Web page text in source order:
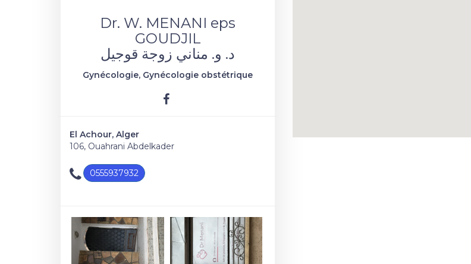
Dr. W. MENANI eps
GOUDJIL
د. و. مناني زوجة قوجيل
Gynécologie, Gynécologie obstétrique
El Achour, Alger
106, Ouahrani Abdelkader
0555937932